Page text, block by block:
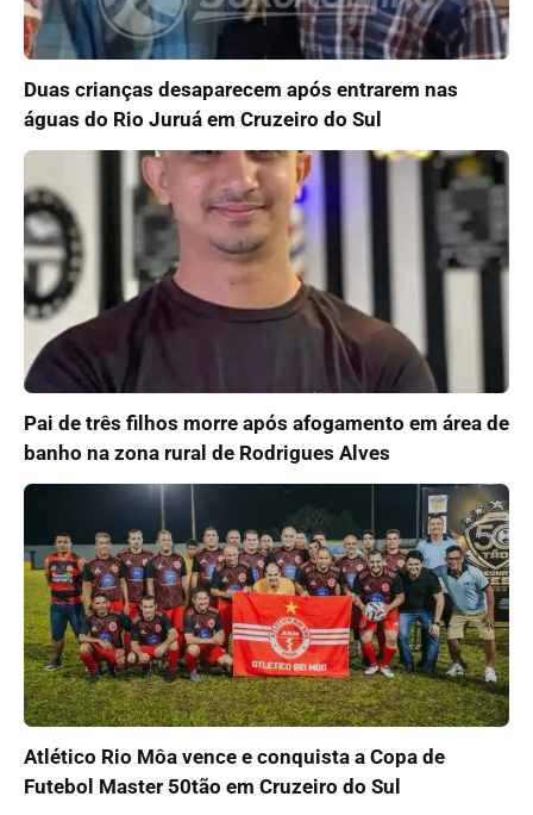
Duas crianças desaparecem após entrarem nas
águas do Rio Juruá em Cruzeiro do Sul
Pai de três filhos morre após afogamento em área de
banho na zona rural de Rodrigues Alves
Atlético Rio Môa vence e conquista a Copa de
Futebol Master 50tão em Cruzeiro do Sul